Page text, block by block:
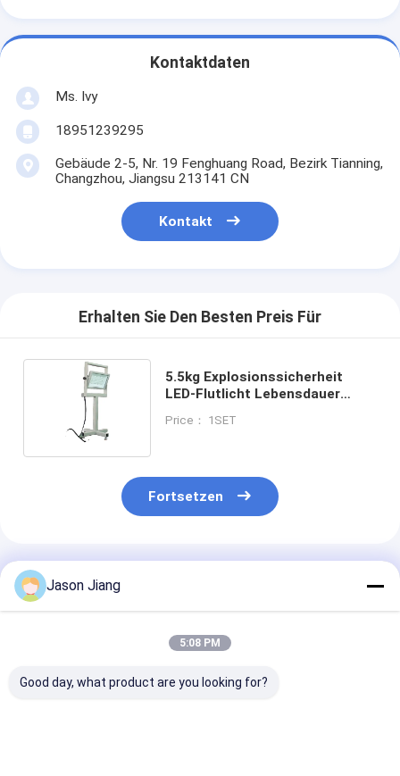
Kontaktdaten
Ms. Ivy
18951239295
Gebäude 2-5, Nr. 19 Fenghuang Road, Bezirk Tianning,
Changzhou, Jiangsu 213141 CN
Kontakt
Erhalten Sie Den Besten Preis Für
5.5kg Explosionssicherheit
LED-Flutlicht Lebensdauer
Orte
Price： 1SET
Fortsetzen
Empfohlene Produkte
Jason Jiang
5:08 PM
Good day, what product are you looking for?